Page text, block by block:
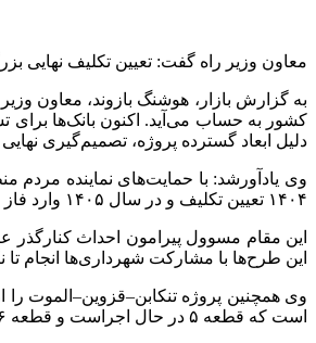
معاون وزیر راه گفت: تعیین تکلیف نهایی
به گزارش بازار، هوشنگ بازوند، معاون
دلیل ابعاد گسترده پروژه، تصمیم‌گیری
وی یادآورشد: با حمایت‌های نماینده مردم
۱۴۰۴ تعیین تکلیف و در سال ۱۴۰۵ وارد فاز اجرایی شود.
این مقام مسوول پیرامون احداث کنارگذر
این طرح‌ها با مشارکت شهرداری‌ها
است که قطعه ۵ در حال اجراست و قطعه ۶ باقی مانده است.